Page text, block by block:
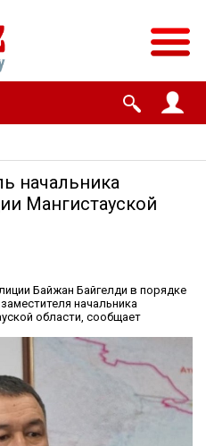
начальника
Мангистауской
Байжан Байгелди в порядке
начальника
области, сообщает